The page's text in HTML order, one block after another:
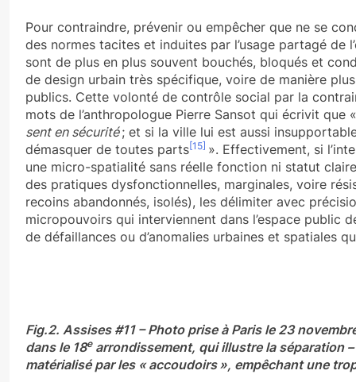
Pour contraindre, prévenir ou empêcher que ne se
des normes tacites et induites par l’usage partagé de
sont de plus en plus souvent bouchés, bloqués et
de design urbain très spécifique, voire de manière
publics. Cette volonté de contrôle social par la
mots de l’anthropologue Pierre Sansot qui écrivit que
sent en sécurité; et si la ville lui est aussi
démasquer de toutes parts[15] ». Effectivement, si
une micro-spatialité sans réelle fonction ni statut
des pratiques dysfonctionnelles, marginales, voire
recoins abandonnés, isolés), les délimiter avec
micropouvoirs qui interviennent dans l’espace public
de défaillances ou d’anomalies urbaines et spatiales
Fig.2. Assises #11 – Photo prise à Paris le 23
dans le 18earrondissement, qui illustre la séparation
matérialisé par les « accoudoirs », empêchant une